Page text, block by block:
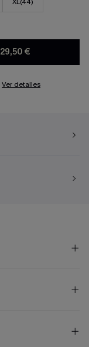
29,50 €
Ver detalles